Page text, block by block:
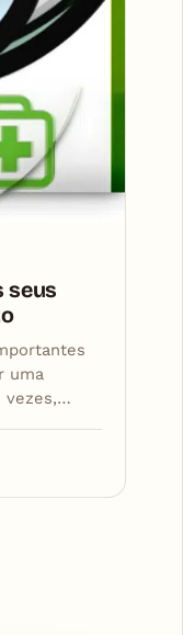
seus
uma
vezes,…